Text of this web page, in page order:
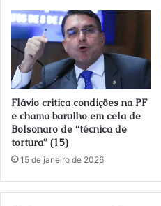
m
a
i
l
Flávio critica condições na PF
e chama barulho em cela de
Bolsonaro de “técnica de
tortura” (15)
15 de janeiro de 2026